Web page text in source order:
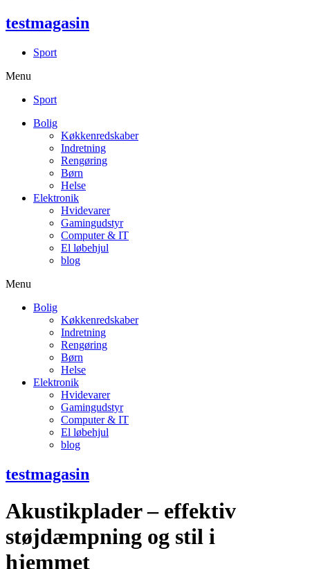
testmagasin
Sport
Menu
Sport
Bolig
Køkkenredskaber
Indretning
Rengøring
Børn
Helse
Elektronik
Hvidevarer
Gamingudstyr
Computer & IT
El løbehjul
blog
Menu
Bolig
Køkkenredskaber
Indretning
Rengøring
Børn
Helse
Elektronik
Hvidevarer
Gamingudstyr
Computer & IT
El løbehjul
blog
testmagasin
Akustikplader – effektiv
støjdæmpning og stil i
hjemmet